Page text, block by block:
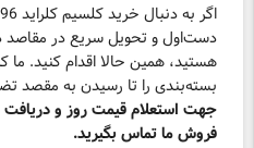
دست‌اول و تحویل سریع در مقاصد
هستید، همین حالا اقدام کنید.
بسته‌بندی را تا رسیدن به مقصد
جهت استعلام قیمت روز و دریافت
فروش ما تماس بگیرید.